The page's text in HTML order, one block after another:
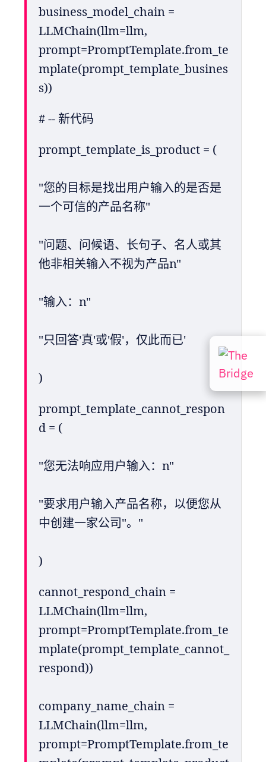
business_model_chain =
LLMChain(llm=llm,
prompt=PromptTemplate.from_te
mplate(prompt_template_busines
s))
# -- 新代码
prompt_template_is_product = (
"您的目标是找出用户输入的是否是
一个可信的产品名称"
"问题、问候语、长句子、名人或其
他非相关输入不视为产品n"
"输入：n"
"只回答'真'或'假'，仅此而已'
)
prompt_template_cannot_respon
d = (
"您无法响应用户输入：n"
"要求用户输入产品名称，以便您从
中创建一家公司"。"
)
cannot_respond_chain =
LLMChain(llm=llm,
prompt=PromptTemplate.from_te
mplate(prompt_template_cannot_
respond))
company_name_chain =
LLMChain(llm=llm,
prompt=PromptTemplate.from_te